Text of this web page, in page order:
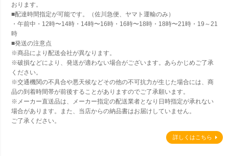
おります。
■配達時間指定が可能です。（佐川急便、ヤマト運輸のみ）
・午前中・12時〜14時・14時〜16時・16時〜18時・18時〜21時・19～21
時
■発送の注意点
※商品により配送会社が異なります。
※破損などにより、発送が適わない場合がございます。あらかじめご了承
ください。
※交通機関の不具合や悪天候などその他の不可抗力が生じた場合には、商
品の到着時間帯が前後することがありますのでご了承願います。
※メーカー直送品は、メーカー指定の配送業者となり日時指定が承れない
場合があります。また、当店からの納品書はお届けしていません。
ご了承ください。
詳しくはこちら